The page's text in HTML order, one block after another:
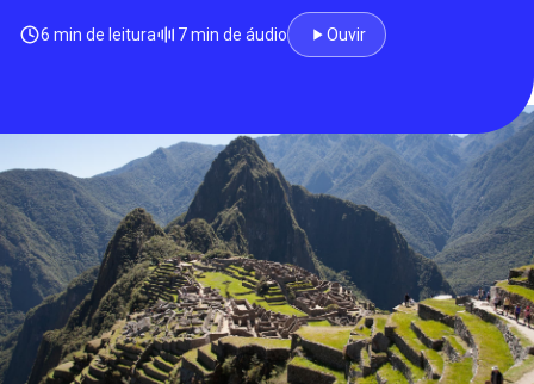
6 min de leitura 7 min de áudio Ouvir